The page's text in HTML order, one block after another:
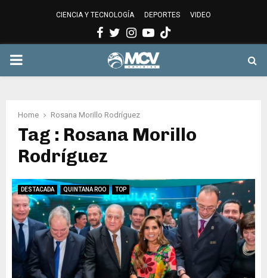
CIENCIA Y TECNOLOGÍA DEPORTES VIDEO
Facebook
Twitter
Instagram
Youtube
PRIMARY
Home Rosana Morillo Rodríguez
Tag : Rosana Morillo
Rodríguez
DESTACADA QUINTANA ROO TOP